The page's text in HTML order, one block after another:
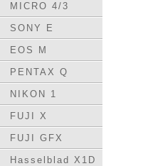
MICRO 4/3
SONY E
EOS M
PENTAX Q
NIKON 1
FUJI X
FUJI GFX
Hasselblad X1D